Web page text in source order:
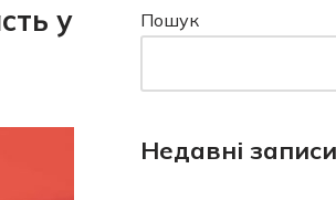
у
Пошук
Недавні записи